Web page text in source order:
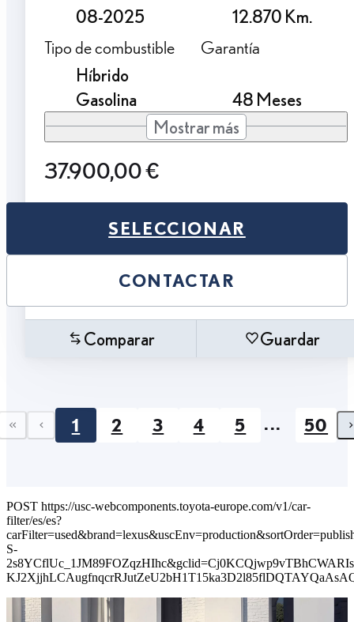
08-2025
12.870 Km.
Tipo de combustible
Híbrido
Gasolina
Garantía
48 Meses
Mostrar más
37.900,00 €
SELECCIONAR
CONTACTAR
Comparar Guardar
First page
Previous page
1 2 3 4 5 ... 50
POST https://usc-webcomponents.toyota-europe.com/v1/car-
filter/es/es?
S-